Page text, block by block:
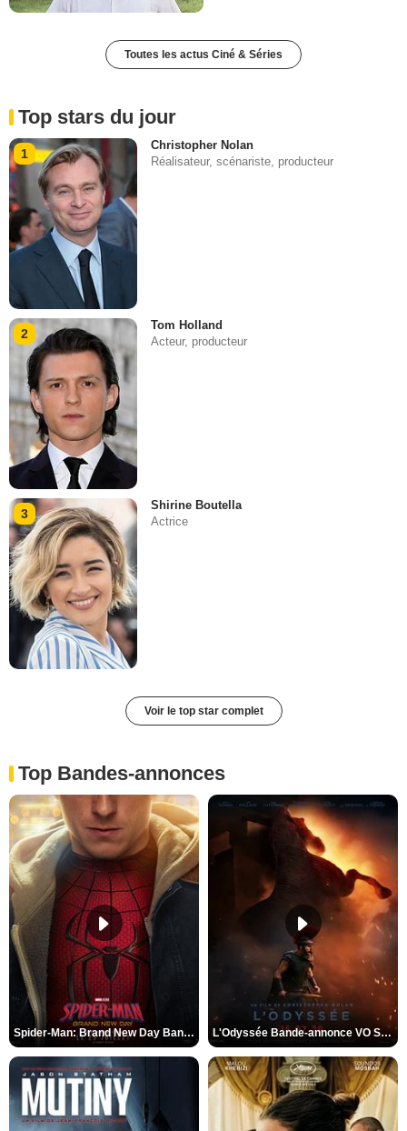
Toutes les actus Ciné & Séries
Top stars du jour
1
Christopher Nolan
Réalisateur, scénariste, producteur
2
Tom Holland
Acteur, producteur
3
Shirine Boutella
Actrice
Voir le top star complet
Top Bandes-annonces
Spider-Man: Brand New Day Bande-annonce VO STFR L'Odyssée Bande-annonce VO STFR